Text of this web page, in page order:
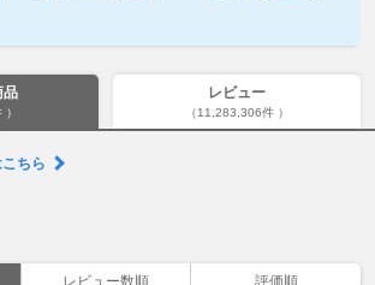
品 レビュー
（11,283,306件 ）
ちら
レビュー数順 評価順